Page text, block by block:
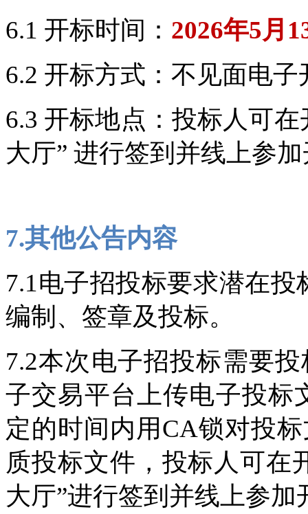
6.1 开标时间： 2026年5月
6.2 开标方式：不见面电子
6.3 开标地点：投标人可
大厅” 进行签到并线上参
7.其他公告内容
7.1电子招投标要求潜在
编制、签章及投标。
7.2本次电子招投标需要
子交易平台上传电子投标
定的时间内用CA锁对投
质投标文件，投标人可在
大厅”进行签到并线上参加